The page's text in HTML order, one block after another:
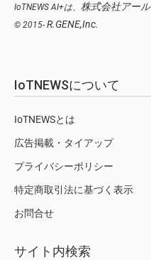
IoTNEWS AI+は、 株式会社アー
© 2015- R.GENE,Inc.
IoTNEWSについて
IoTNEWSとは
広告掲載・タイアップ
プライバシーポリシー
特定商取引法に基づく表示
お問合せ
サイト内検索